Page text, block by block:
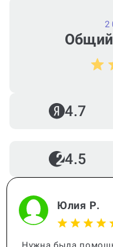
Как
Кто
Когда и
заказ?
Общий
2
4.7
4.5
Юлия Р.